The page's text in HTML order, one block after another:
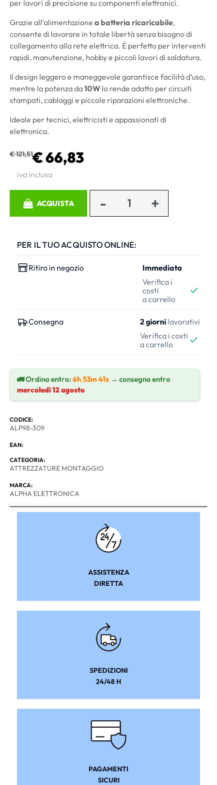
per lavori di precisione su componenti elettronici.
Grazie all’alimentazione a batteria ricaricabile,
consente di lavorare in totale libertà senza bisogno di
collegamento alla rete elettrica. È perfetto per interventi
rapidi, manutenzione, hobby e piccoli lavori di saldatura.
Il design leggero e maneggevole garantisce facilità d’uso,
mentre la potenza da10W lo rende adatto per circuiti
stampati, cablaggi e piccole riparazioni elettroniche.
Ideale per tecnici, elettricisti e appassionati di
elettronica.
€ 121,51€ 66,83
iva inclusa
ACQUISTA
PER IL TUO ACQUISTO ONLINE:
Ritiro in negozio
Immediata
Verifica i
costi
a carrello
Consegna 2 giorni lavorativi
Verifica i costi
a carrello
🚛 Ordina entro:6h 53m 40s → consegna entro
mercoledì 12 agosto
CODICE:
ALP98-309
EAN:
CATEGORIA:
ATTREZZATURE MONTAGGIO
MARCA:
ALPHA ELETTRONICA
ASSISTENZA
DIRETTA
SPEDIZIONI
24/48 H
PAGAMENTI
SICURI